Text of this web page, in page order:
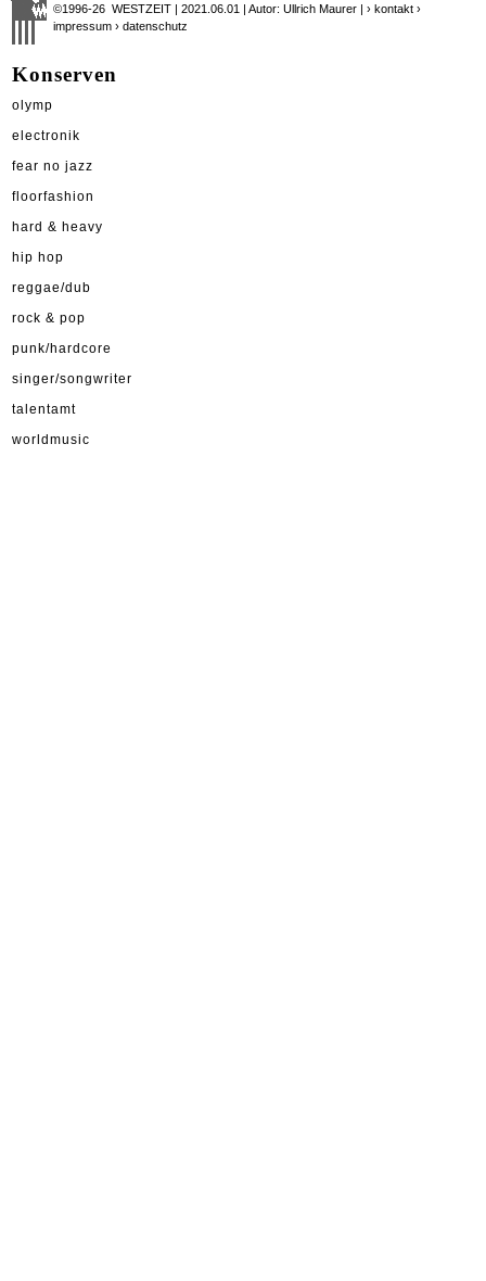
©1996-26 WESTZEIT | 2021.06.01 | Autor: Ullrich Maurer |› kontakt ›
impressum › datenschutz
Konserven
olymp
electronik
fear no jazz
floorfashion
hard & heavy
hip hop
reggae/dub
rock & pop
punk/hardcore
singer/songwriter
talentamt
worldmusic